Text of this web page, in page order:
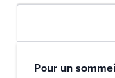
Pour un